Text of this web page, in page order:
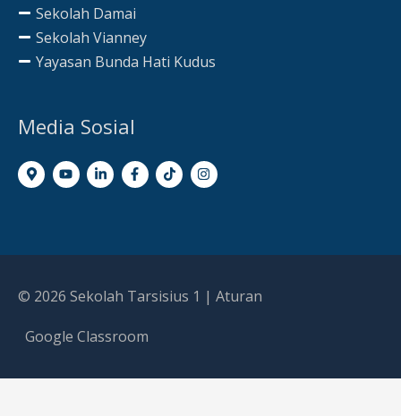
Sekolah Damai
Sekolah Vianney
Yayasan Bunda Hati Kudus
Media Sosial
© 2026 Sekolah Tarsisius 1 | Aturan
Google Classroom